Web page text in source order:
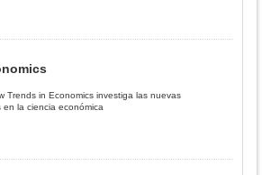
Trends in Economics investiga las nuevas
en la ciencia económica